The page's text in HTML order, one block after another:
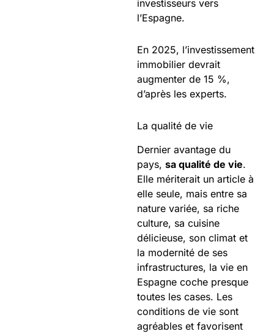
investisseurs vers
l’Espagne.
En 2025, l’investissement
immobilier devrait
augmenter de 15 %,
d’après les experts.
La qualité de vie
Dernier avantage du
pays, sa qualité de vie.
Elle mériterait un article à
elle seule, mais entre sa
nature variée, sa riche
culture, sa cuisine
délicieuse, son climat et
la modernité de ses
infrastructures, la vie en
Espagne coche presque
toutes les cases. Les
conditions de vie sont
agréables et favorisent